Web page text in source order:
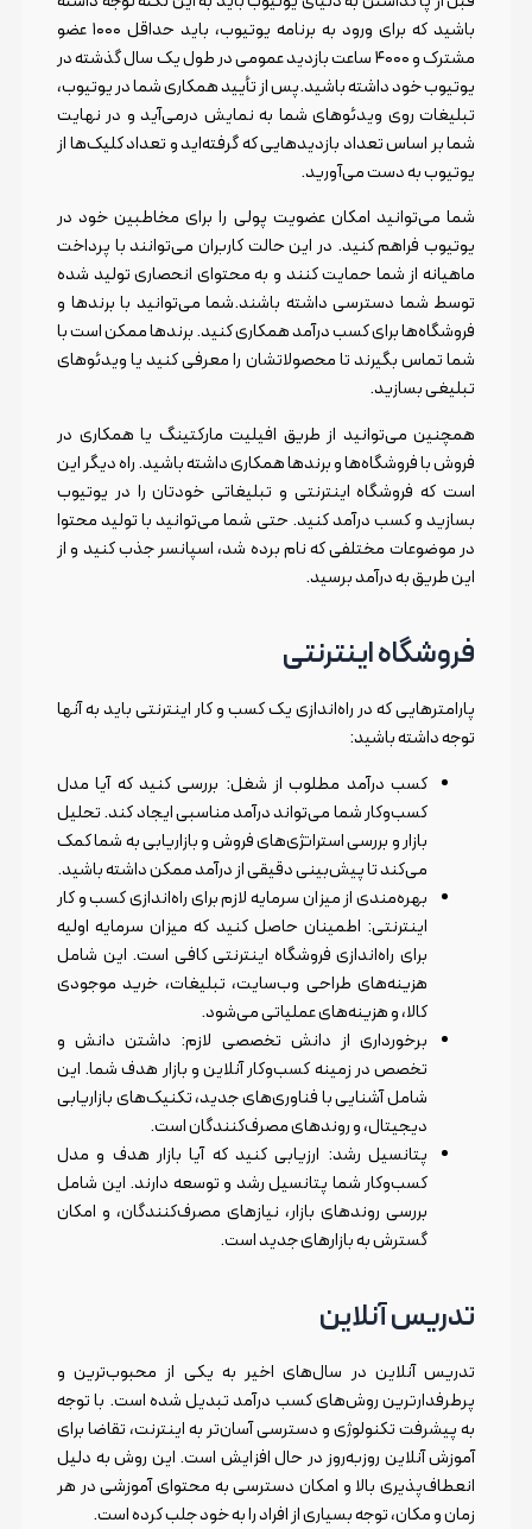
باشید که برای ورود به برنامه یوتیوب، باید حداقل ۱۰۰۰ عضو
مشترک و ۴۰۰۰ ساعت بازدید عمومی در طول یک سال گذشته در
یوتیوب خود داشته باشید.پس از تأیید همکاری شما در یوتیوب،
تبلیغات روی ویدئوهای شما به نمایش درمی‌آید و در نهایت
شما بر اساس تعداد بازدیدهایی که گرفته‌اید و تعداد کلیک‌ها از
یوتیوب به دست می‌آورید.
شما می‌توانید امکان عضویت پولی را برای مخاطبین خود در
یوتیوب فراهم کنید. در این حالت کاربران می‌توانند با پرداخت
ماهیانه از شما حمایت کنند و به محتوای انحصاری تولید شده
توسط شما دسترسی داشته باشند.شما می‌توانید با برندها و
فروشگاه‌ها برای کسب درآمد همکاری کنید. برندها ممکن است با
شما تماس بگیرند تا محصولاتشان را معرفی کنید یا ویدئوهای
تبلیغی بسازید.
همچنین می‌توانید از طریق افیلیت مارکتینگ یا همکاری در
فروش با فروشگاه‌ها و برندها همکاری داشته باشید. راه دیگر این
است که فروشگاه اینترنتی و تبلیغاتی خودتان را در یوتیوب
بسازید و کسب درآمد کنید. حتی شما می‌توانید با تولید محتوا
در موضوعات مختلفی که نام برده شد، اسپانسر جذب کنید و از
این طریق به درآمد برسید.
فروشگاه اینترنتی
پارامترهایی که در راه‌اندازی یک کسب و کار اینترنتی باید به آنها
توجه داشته باشید:
کسب درآمد مطلوب از شغل: بررسی کنید که آیا مدل
کسب‌وکار شما می‌تواند درآمد مناسبی ایجاد کند. تحلیل
بازار و بررسی استراتژی‌های فروش و بازاریابی به شما کمک
می‌کند تا پیش‌بینی دقیقی از درآمد ممکن داشته باشید.
بهره‌مندی از میزان سرمایه لازم برای راه‌اندازی کسب و کار
اینترنتی: اطمینان حاصل کنید که میزان سرمایه اولیه
برای راه‌اندازی فروشگاه اینترنتی کافی است. این شامل
هزینه‌های طراحی وب‌سایت، تبلیغات، خرید موجودی
کالا، و هزینه‌های عملیاتی می‌شود.
برخورداری از دانش تخصصی لازم: داشتن دانش و
تخصص در زمینه کسب‌وکار آنلاین و بازار هدف شما. این
شامل آشنایی با فناوری‌های جدید، تکنیک‌های بازاریابی
دیجیتال، و روندهای مصرف‌کنندگان است.
پتانسیل رشد: ارزیابی کنید که آیا بازار هدف و مدل
کسب‌وکار شما پتانسیل رشد و توسعه دارند. این شامل
بررسی روندهای بازار، نیازهای مصرف‌کنندگان، و امکان
گسترش به بازارهای جدید است.
تدریس آنلاین
تدریس آنلاین در سال‌های اخیر به یکی از محبوب‌ترین و
پرطرفدارترین روش‌های کسب درآمد تبدیل شده است. با توجه
به پیشرفت تکنولوژی و دسترسی آسان‌تر به اینترنت، تقاضا برای
آموزش آنلاین روزبه‌روز در حال افزایش است. این روش به دلیل
انعطاف‌پذیری بالا و امکان دسترسی به محتوای آموزشی در هر
زمان و مکان، توجه بسیاری از افراد را به خود جلب کرده است.